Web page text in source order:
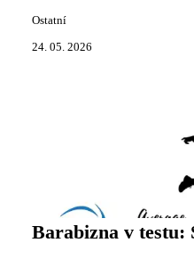
Ostatní
24. 05. 2026
Barabizna v testu: